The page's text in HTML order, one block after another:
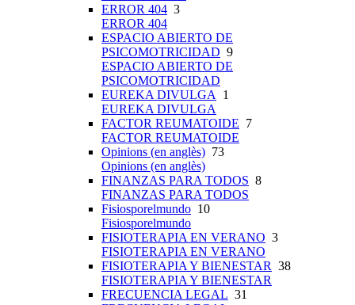
ERROR 404 3
ERROR 404
ESPACIO ABIERTO DE
PSICOMOTRICIDAD 9
ESPACIO ABIERTO DE
PSICOMOTRICIDAD
EUREKA DIVULGA
1
EUREKA DIVULGA
FACTOR REUMATOIDE 7
FACTOR REUMATOIDE
Opinions (en anglès) 73
Opinions (en anglès)
FINANZAS PARA TODOS 8
FINANZAS PARA TODOS
Fisiosporelmundo 10
Fisiosporelmundo
FISIOTERAPIA EN VERANO 3
FISIOTERAPIA EN VERANO
FISIOTERAPIA Y BIENESTAR 38
FISIOTERAPIA Y BIENESTAR
FRECUENCIA LEGAL 31